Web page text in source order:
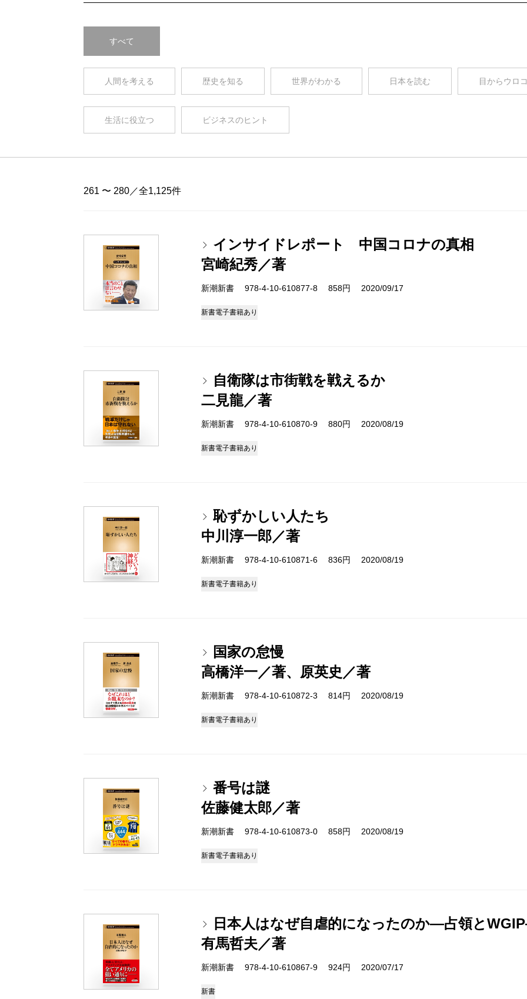
すべて
人間を考える 歴史を知る 世界がわかる 日本を読む 目からウロコ
生活に役立つ ビジネスのヒント
261 〜 280／全1,125件
インサイドレポート 中国コロナの真相
宮崎紀秀／著
新潮新書 978-4-10-610877-8 858円 2020/09/17
新書電子書籍あり
自衛隊は市街戦を戦えるか
二見龍／著
新潮新書 978-4-10-610870-9 880円 2020/08/19
新書電子書籍あり
恥ずかしい人たち
中川淳一郎／著
新潮新書 978-4-10-610871-6 836円 2020/08/19
新書電子書籍あり
国家の怠慢
高橋洋一／著、原英史／著
新潮新書 978-4-10-610872-3 814円 2020/08/19
新書電子書籍あり
番号は謎
佐藤健太郎／著
新潮新書 978-4-10-610873-0 858円 2020/08/19
新書電子書籍あり
日本人はなぜ自虐的になったのか―占領と
有馬哲夫／著
新潮新書 978-4-10-610867-9 924円 2020/07/17
新書